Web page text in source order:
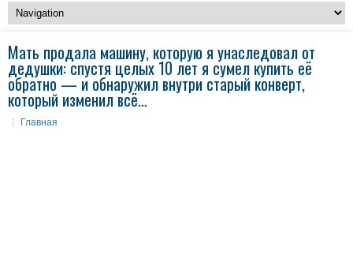
Мать продала машину, которую я унаследовал от
дедушки: спустя целых 10 лет я сумел купить её
обратно — и обнаружил внутри старый конверт,
который изменил всё…
Главная